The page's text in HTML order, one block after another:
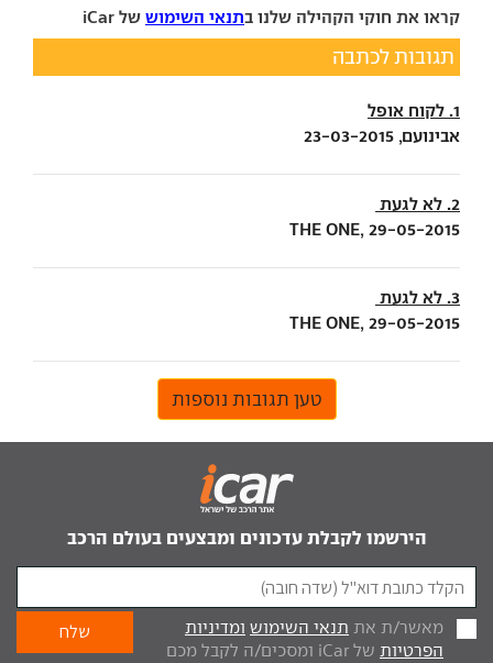
קראו את חוקי הקהילה שלנו בתנאי השימוש של iCar
תגובות לכתבה
1. לקוח אופל
אבינועם, 23-03-2015
2. לא לגעת
THE ONE, 29-05-2015
3. לא לגעת
THE ONE, 29-05-2015
טען תגובות נוספות
הירשמו לקבלת עדכונים ומבצעים בעולם הרכב
מאשר/ת את תנאי השימוש ומדיניות
הפרטיות
של iCar ומסכים/ה לקבל מכם